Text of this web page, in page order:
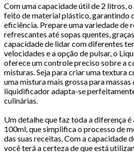
Com uma capacidade útil de 2 litros,
feito de material plástico, garantindo
eficiência. Prepare uma variedade de
refrescantes até sopas quentes,
capacidade de lidar com diferentes
velocidades e a opção de pulsar, o
oferece um controle preciso sobre a
misturas. Seja para criar uma textura
uma mistura mais grossa para massas
liquidificador adapta-se
culinárias.
Um detalhe que faz toda a diferença
100ml, que simplifica o processo de
das suas receitas. Com a capacidade
você terá a certeza de que está